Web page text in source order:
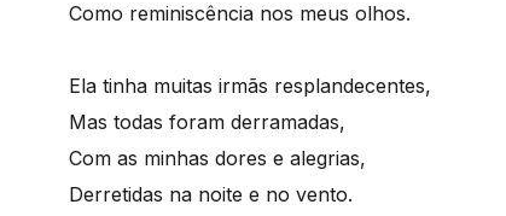
Como reminiscência nos meus olhos.
Ela tinha muitas irmãs resplandecentes,
Mas todas foram derramadas,
Com as minhas dores e alegrias,
Derretidas na noite e no vento.